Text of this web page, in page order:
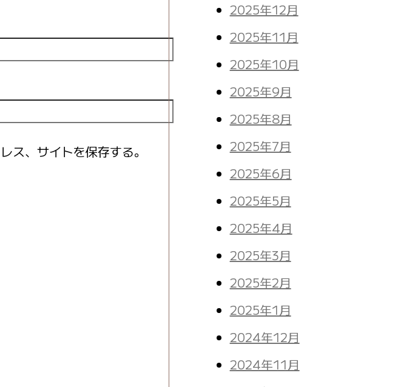
ス、サイトを保存する。
2025年12月
2025年11月
2025年10月
2025年9月
2025年8月
2025年7月
2025年6月
2025年5月
2025年4月
2025年3月
2025年2月
2025年1月
2024年12月
2024年11月